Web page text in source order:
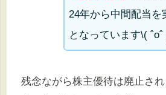
24年から中間配当を
となっています\( ˆoˆ
残念ながら株主優待は廃止さ